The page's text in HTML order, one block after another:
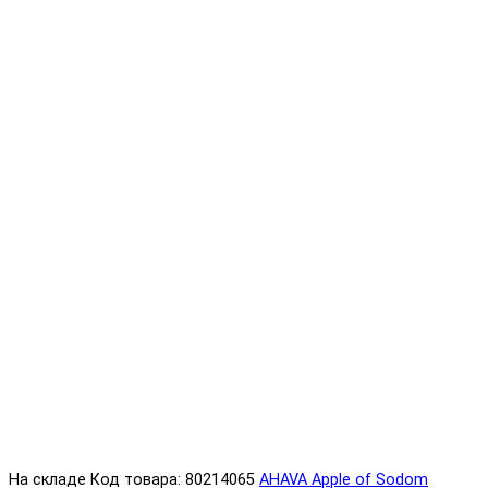
На складе Код товара: 80214065 AHAVA Apple of Sodom